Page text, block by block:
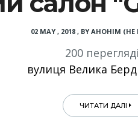
02 MAY , 2018, BY АНОНІМ (НЕ
200
вулиця Велика
ЧИТАТИ ДАЛІ